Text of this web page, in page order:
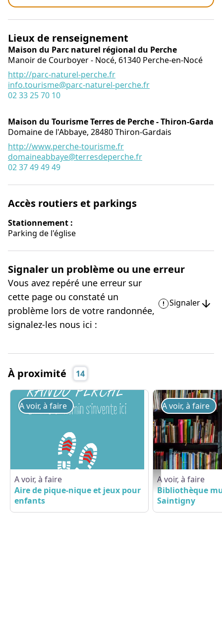
Lieux de renseignement
Maison du Parc naturel régional du Perche
Manoir de Courboyer - Nocé, 61340 Perche-en-Nocé
http://parc-naturel-perche.fr
info.tourisme@parc-naturel-perche.fr
02 33 25 70 10
Maison du Tourisme Terres de Perche - Thiron-Gardais
Domaine de l'Abbaye, 28480Thiron-Gardais
http://www.perche-tourisme.fr
domaineabbaye@terresdeperche.fr
02 37 49 49 49
Accès routiers et parkings
Stationnement :
Parking de l'église
Signaler un problème ou une erreur
Vous avez repéré une erreur sur
cette page ou constaté un
problème lors de votre randonnée,
signalez-les nous ici :
Signaler
À proximité 14
A voir, à faire
A voir, à faire
Aire de pique-nique et jeux pour
enfants
books-1204029_1920
A voir, à faire
A voir, à faire
Bibliothèque
Saintigny